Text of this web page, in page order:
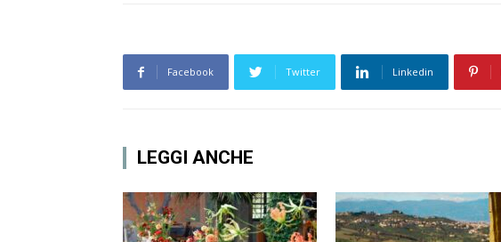
Facebook Twitter Linkedin
LEGGI ANCHE